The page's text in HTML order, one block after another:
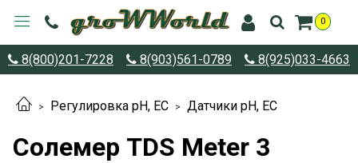
0
8(800)201-7228 8(903)561-0789 8(925)033-4663
Регулировка pH, EC Датчики pH, EC
Солемер TDS Meter 3